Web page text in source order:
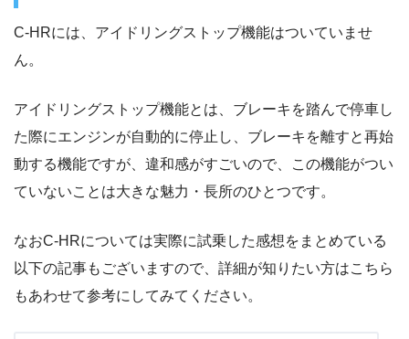
C-HRには、アイドリングストップ機能はついていませ
ん。
アイドリングストップ機能とは、ブレーキを踏んで停車し
た際にエンジンが自動的に停止し、ブレーキを離すと再始
動する機能ですが、違和感がすごいので、この機能がつい
ていないことは大きな魅力・長所のひとつです。
なおC-HRについては実際に試乗した感想をまとめている
以下の記事もございますので、詳細が知りたい方はこちら
もあわせて参考にしてみてください。